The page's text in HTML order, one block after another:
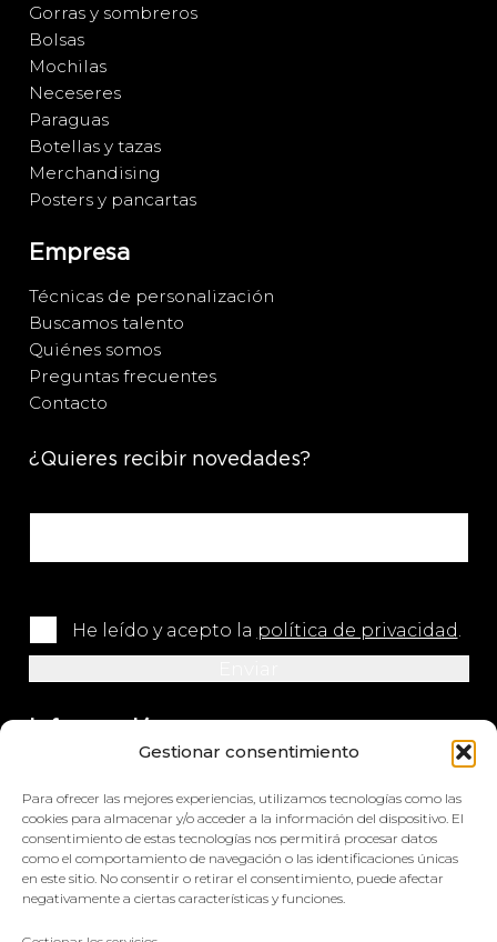
Gestionar consentimiento
Para ofrecer las mejores experiencias, utilizamos tecnologías como las
cookies para almacenar y/o acceder a la información del dispositivo. El
consentimiento de estas tecnologías nos permitirá procesar datos
como el comportamiento de navegación o las identificaciones únicas
en este sitio. No consentir o retirar el consentimiento, puede afectar
negativamente a ciertas características y funciones.
Gorras y sombreros
Bolsas
Mochilas
Neceseres
Paraguas
Botellas y tazas
Merchandising
Posters y pancartas
Empresa
Técnicas de personalización
Buscamos talento
Quiénes somos
Preguntas frecuentes
Contacto
¿Quieres recibir novedades?
He leído y acepto la política de privacidad.
Información
info@impretex.com
Síguenos en redes sociales